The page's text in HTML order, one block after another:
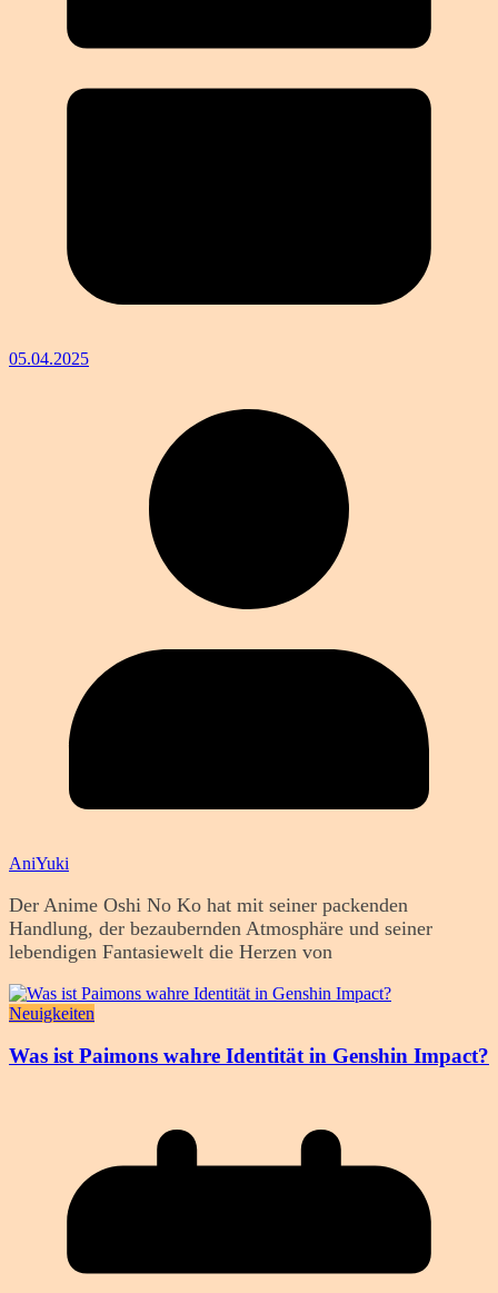
05.04.2025
AniYuki
Der Anime Oshi No Ko hat mit seiner packenden
Handlung, der bezaubernden Atmosphäre und seiner
lebendigen Fantasiewelt die Herzen von
Neuigkeiten
Was ist Paimons wahre Identität in Genshin Impact?